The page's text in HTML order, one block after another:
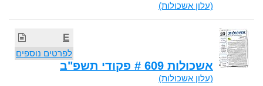
(עלון אשכולות)
E
לפרטים נוספים
אשכולות 609 # פקודי תשפ"ב
(עלון אשכולות)